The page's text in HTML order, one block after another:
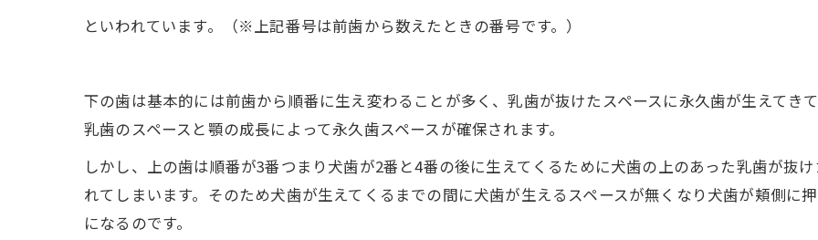
といわれています。（※上記番号は前歯から数えたときの番号です。）
下の歯は基本的には前歯から順番に生え変わることが多く、乳歯が抜けたスペースに永久歯が生えてき
乳歯のスペースと顎の成長によって永久歯スペースが確保されます。
しかし、上の歯は順番が3番つまり犬歯が2番と4番の後に生えてくるために犬歯の上のあった乳歯が抜
れてしまいます。そのため犬歯が生えてくるまでの間に犬歯が生えるスペースが無くなり犬歯が頬側に
になるのです。